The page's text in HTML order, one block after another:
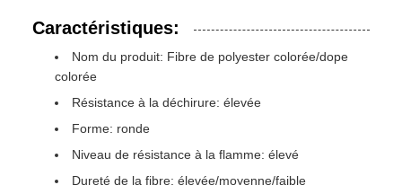
Caractéristiques:
Nom du produit: Fibre de polyester colorée/dope
colorée
Résistance à la déchirure: élevée
Forme: ronde
Niveau de résistance à la flamme: élevé
Dureté de la fibre: élevée/moyenne/faible